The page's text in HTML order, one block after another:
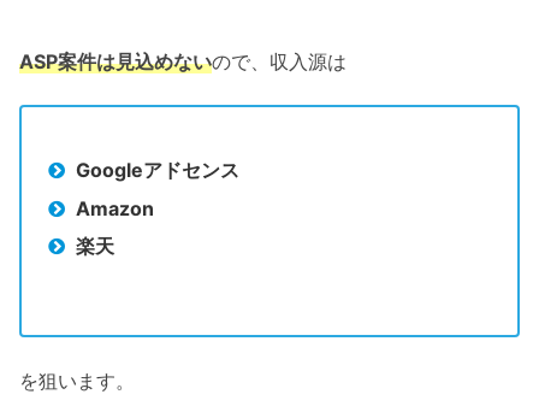
ASP案件は見込めないので、収入源は
Googleアドセンス
Amazon
楽天
を狙います。